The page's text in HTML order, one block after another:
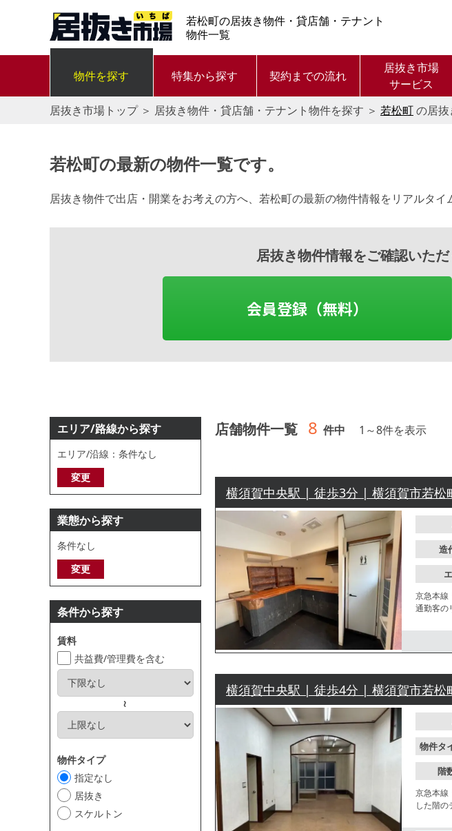
若松町の居抜き物件・貸店舗・テナント
物件一覧
物件を探す 特集から探す 契約までの流れ
居抜き市場
サービス
居抜き市場トップ＞ 居抜き物件・貸店舗・テナント物件を探す ＞ 若松町の居
若松町の最新の物件一覧です。
居抜き物件で出店・開業をお考えの方へ、若松町の最新の物件情報をリアルタイ
居抜き物件情報をご確認いた
会員登録（無料）
エリア/路線から探す
エリア/沿線：条件なし
変更
業態から探す
条件なし
変更
条件から探す
賃料
共益費/管理費を含む
～
物件タイプ
指定なし
居抜き
スケルトン
店舗物件一覧 8 件中 1 ～8件を表示
横須賀中央駅 | 徒歩3分 | 横須賀市若松
造
京急本線
通勤客の
横須賀中央駅 | 徒歩4分 | 横須賀市若松
物件タ
階
京急本線
した階の